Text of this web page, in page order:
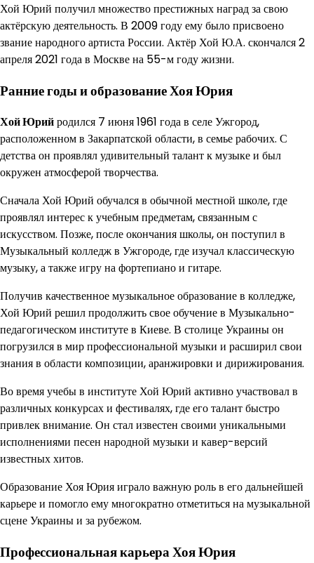
Хой Юрий получил множество престижных наград за свою
актёрскую деятельность. В 2009 году ему было присвоено
звание народного артиста России. Актёр Хой Ю.А. скончался 2
апреля 2021 года в Москве на 55-м году жизни.
Ранние годы и образование Хоя Юрия
Хой Юрийродился 7 июня 1961 года в селе Ужгород,
расположенном в Закарпатской области, в семье рабочих. С
детства он проявлял удивительный талант к музыке и был
окружен атмосферой творчества.
Сначала Хой Юрий обучался в обычной местной школе, где
проявлял интерес к учебным предметам, связанным с
искусством. Позже, после окончания школы, он поступил в
Музыкальный колледж в Ужгороде, где изучал классическую
музыку, а также игру на фортепиано и гитаре.
Получив качественное музыкальное образование в колледже,
Хой Юрий решил продолжить свое обучение в Музыкально-
педагогическом институте в Киеве. В столице Украины он
погрузился в мир профессиональной музыки и расширил свои
знания в области композиции, аранжировки и дирижирования.
Во время учебы в институте Хой Юрий активно участвовал в
различных конкурсах и фестивалях, где его талант быстро
привлек внимание. Он стал известен своими уникальными
исполнениями песен народной музыки и кавер-версий
известных хитов.
Образование Хоя Юрия играло важную роль в его дальнейшей
карьере и помогло ему многократно отметиться на музыкальной
сцене Украины и за рубежом.
Профессиональная карьера Хоя Юрия